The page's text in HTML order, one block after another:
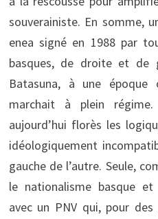
souverainiste. En somme,
enea signé en 1988 par
basques, de droite et de
Batasuna, à une
marchait à plein
aujourd’hui florès les
idéologiquement
gauche de l’autre. Seule,
le nationalisme basque
avec un PNV qui, pour